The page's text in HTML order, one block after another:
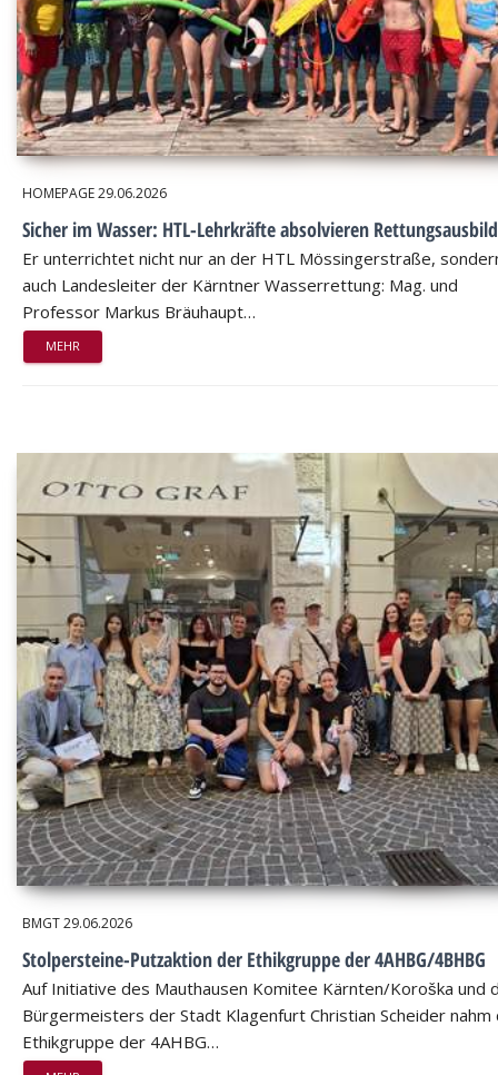
HOMEPAGE29.06.2026
Sicher im Wasser: HTL-Lehrkräfte absolvieren
Er unterrichtet nicht nur an der HTL Mössingerstraße,
auch Landesleiter der Kärntner Wasserrettung: Mag. und
Professor Markus Bräuhaupt…
MEHR
BMGT29.06.2026
Stolpersteine-Putzaktion der Ethikgruppe der 4AHBG/4BHBG
Auf Initiative des Mauthausen Komitee Kärnten/Koroška und
Bürgermeisters der Stadt Klagenfurt Christian Scheider nahm
Ethikgruppe der 4AHBG…